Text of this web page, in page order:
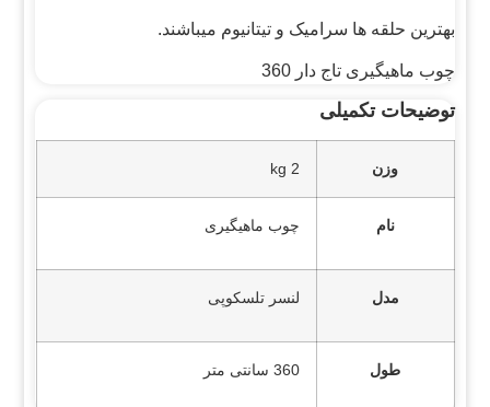
بهترین حلقه ها سرامیک و تیتانیوم میباشند.
چوب ماهیگیری تاج دار 360
توضیحات تکمیلی
وزن 2 kg
نام چوب ماهیگیری
مدل لنسر تلسکوپی
طول 360 سانتی متر